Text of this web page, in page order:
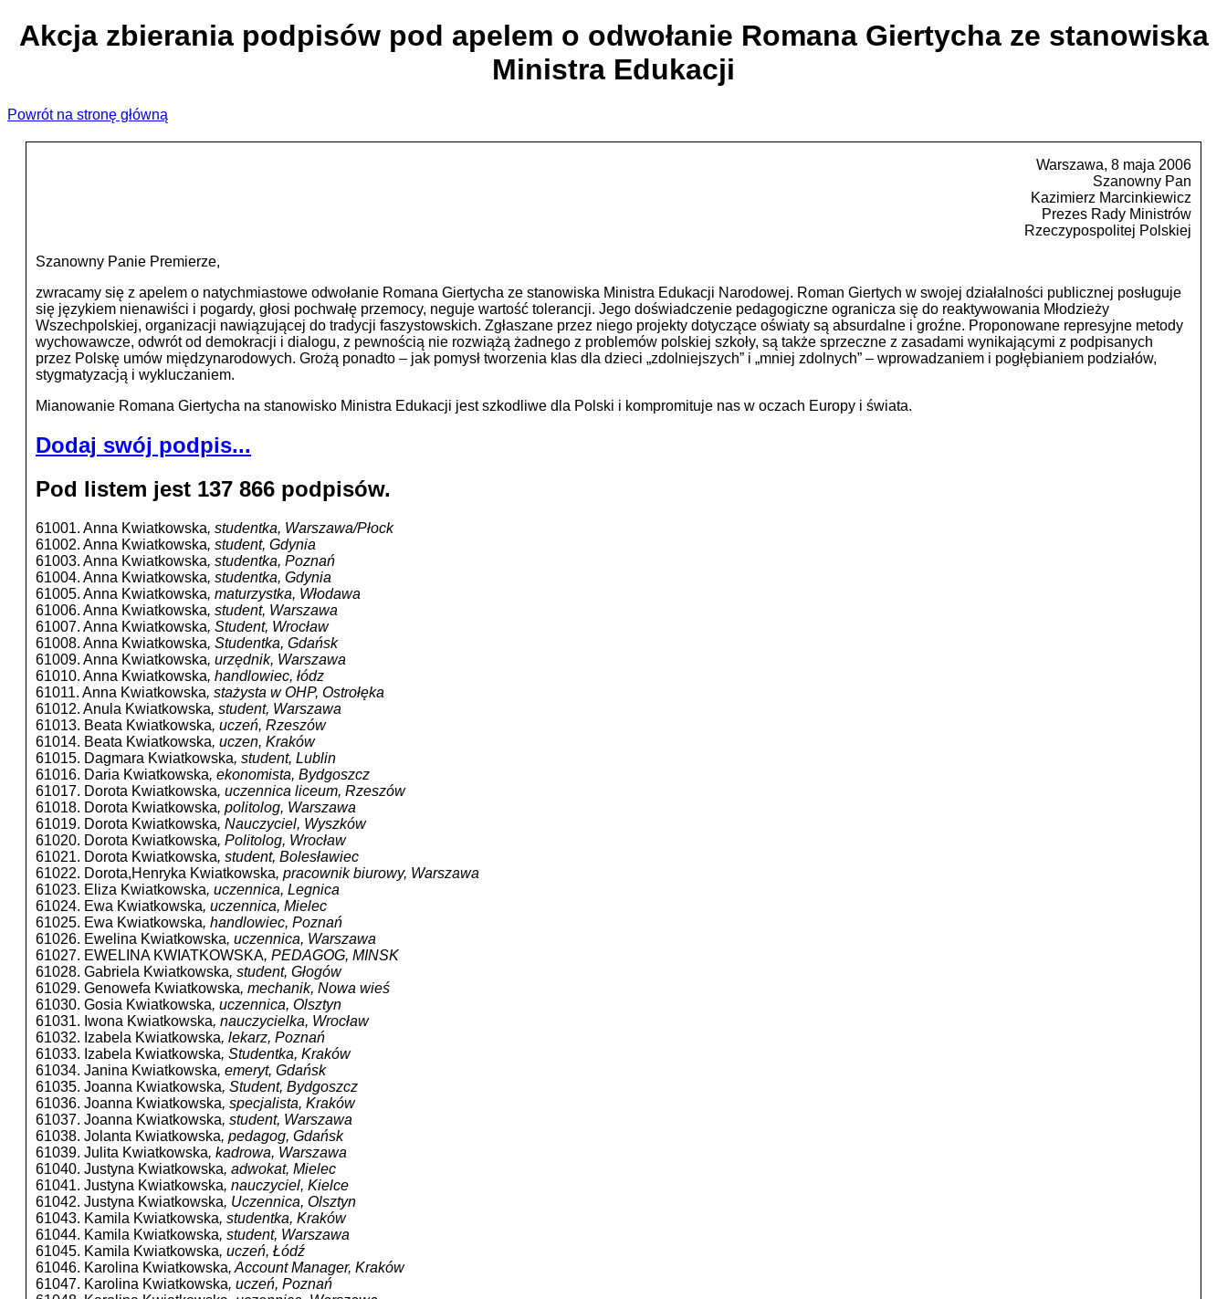
Akcja zbierania podpisów pod apelem o odwołanie Romana Giertycha ze stanowiska
Ministra Edukacji
Powrót na stronę główną
Warszawa, 8 maja 2006
Szanowny Pan
Kazimierz Marcinkiewicz
Prezes Rady Ministrów
Rzeczypospolitej Polskiej
Szanowny Panie Premierze,
zwracamy się z apelem o natychmiastowe odwołanie Romana Giertycha ze stanowiska Ministra Edukacji Narodowej. Roman Giertych w swojej działalności publicznej posługuje
się językiem nienawiści i pogardy, głosi pochwałę przemocy, neguje wartość tolerancji. Jego doświadczenie pedagogiczne ogranicza się do reaktywowania Młodzieży
Wszechpolskiej, organizacji nawiązującej do tradycji faszystowskich. Zgłaszane przez niego projekty dotyczące oświaty są absurdalne i groźne. Proponowane represyjne metody
wychowawcze, odwrót od demokracji i dialogu, z pewnością nie rozwiążą żadnego z problemów polskiej szkoły, są także sprzeczne z zasadami wynikającymi z podpisanych
przez Polskę umów międzynarodowych. Grożą ponadto – jak pomysł tworzenia klas dla dzieci „zdolniejszych” i „mniej zdolnych” – wprowadzaniem i pogłębianiem podziałów,
stygmatyzacją i wykluczaniem.
Mianowanie Romana Giertycha na stanowisko Ministra Edukacji jest szkodliwe dla Polski i kompromituje nas w oczach Europy i świata.
Dodaj swój podpis...
Pod listem jest 137 866 podpisów.
61001. Anna Kwiatkowska, studentka, Warszawa/Płock
61002. Anna Kwiatkowska, student, Gdynia
61003. Anna Kwiatkowska, studentka, Poznań
61004. Anna Kwiatkowska, studentka, Gdynia
61005. Anna Kwiatkowska, maturzystka, Włodawa
61006. Anna Kwiatkowska, student, Warszawa
61007. Anna Kwiatkowska, Student, Wrocław
61008. Anna Kwiatkowska, Studentka, Gdańsk
61009. Anna Kwiatkowska, urzędnik, Warszawa
61010. Anna Kwiatkowska, handlowiec, łódz
61011. Anna Kwiatkowska, stażysta w OHP, Ostrołęka
61012. Anula Kwiatkowska, student, Warszawa
61013. Beata Kwiatkowska, uczeń, Rzeszów
61014. Beata Kwiatkowska, uczen, Kraków
61015. Dagmara Kwiatkowska, student, Lublin
61016. Daria Kwiatkowska, ekonomista, Bydgoszcz
61017. Dorota Kwiatkowska, uczennica liceum, Rzeszów
61018. Dorota Kwiatkowska, politolog, Warszawa
61019. Dorota Kwiatkowska, Nauczyciel, Wyszków
61020. Dorota Kwiatkowska, Politolog, Wrocław
61021. Dorota Kwiatkowska, student, Bolesławiec
61022. Dorota,Henryka Kwiatkowska, pracownik biurowy, Warszawa
61023. Eliza Kwiatkowska, uczennica, Legnica
61024. Ewa Kwiatkowska, uczennica, Mielec
61025. Ewa Kwiatkowska, handlowiec, Poznań
61026. Ewelina Kwiatkowska, uczennica, Warszawa
61027. EWELINA KWIATKOWSKA, PEDAGOG, MINSK
61028. Gabriela Kwiatkowska, student, Głogów
61029. Genowefa Kwiatkowska, mechanik, Nowa wieś
61030. Gosia Kwiatkowska, uczennica, Olsztyn
61031. Iwona Kwiatkowska, nauczycielka, Wrocław
61032. Izabela Kwiatkowska, lekarz, Poznań
61033. Izabela Kwiatkowska, Studentka, Kraków
61034. Janina Kwiatkowska, emeryt, Gdańsk
61035. Joanna Kwiatkowska, Student, Bydgoszcz
61036. Joanna Kwiatkowska, specjalista, Kraków
61037. Joanna Kwiatkowska, student, Warszawa
61038. Jolanta Kwiatkowska, pedagog, Gdańsk
61039. Julita Kwiatkowska, kadrowa, Warszawa
61040. Justyna Kwiatkowska, adwokat, Mielec
61041. Justyna Kwiatkowska, nauczyciel, Kielce
61042. Justyna Kwiatkowska, Uczennica, Olsztyn
61043. Kamila Kwiatkowska, studentka, Kraków
61044. Kamila Kwiatkowska, student, Warszawa
61045. Kamila Kwiatkowska, uczeń, Łódź
61046. Karolina Kwiatkowska, Account Manager, Kraków
61047. Karolina Kwiatkowska, uczeń, Poznań